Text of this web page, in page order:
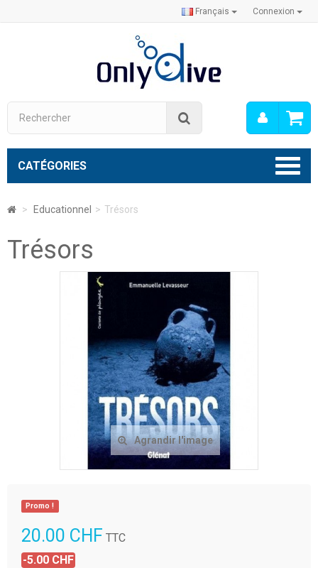
Connexion
Français
Mon
CATÉGORIES
> Educationnel > Trésors
Trésors
Agrandir l'image
Promo !
20.00 CHF TTC
-5.00 CHF